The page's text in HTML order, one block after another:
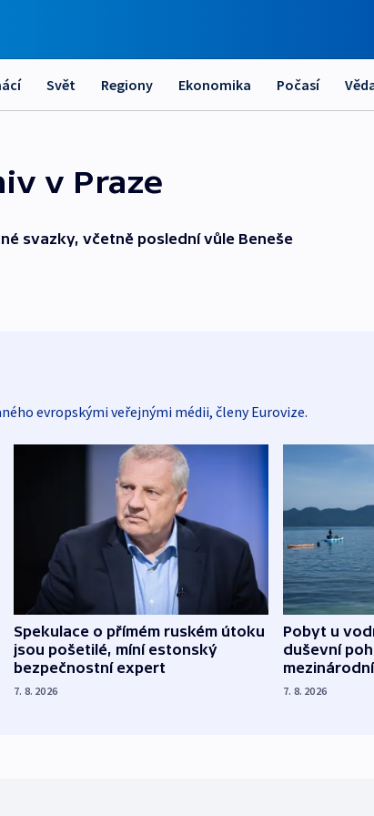
Svět Regiony Ekonomika Počasí
v Praze
svazky, včetně poslední vůle Beneše
evropskými veřejnými médii, členy Eurovize.
Spekulace o přímém ruském útoku
jsou pošetilé, míní estonský
bezpečnostní expert
7. 8. 2026
Pobyt u
duševní
7. 8. 2026